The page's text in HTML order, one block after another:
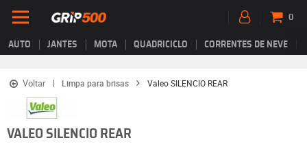
AUTO JANTES MOTA QUADRICICLO CORRENTES DE NEVE
0
Voltar Limpa para brisas Valeo SILENCIO REAR
VALEO SILENCIO REAR